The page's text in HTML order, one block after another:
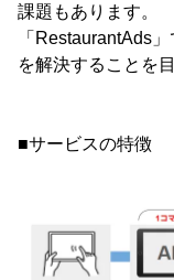
課題もあります。
「RestaurantAds
を解決することを
■サービスの特徴